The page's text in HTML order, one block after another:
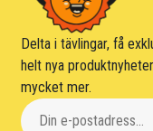
Delta i tävlingar, få
helt nya
mycket mer.